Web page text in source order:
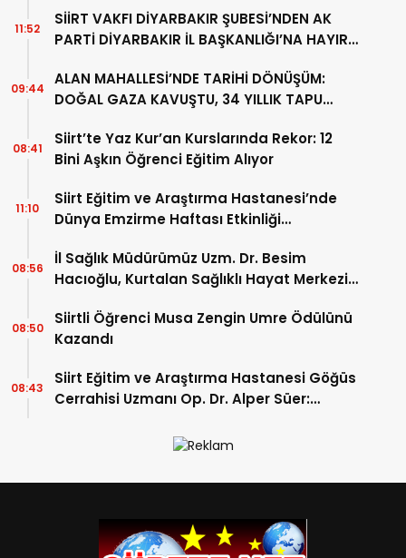
SİİRT VAKFI DİYARBAKIR ŞUBESİ’NDEN AK
PARTİ DİYARBAKIR İL BAŞKANLIĞI’NA HAYIRLI
11:52
ALAN MAHALLESİ’NDE TARİHİ DÖNÜŞÜM:
DOĞAL GAZA KAVUŞTU, 34 YILLIK TAPU
09:44
Siirt’te Yaz Kur’an Kurslarında Rekor: 12
Bini Aşkın Öğrenci Eğitim Alıyor
08:41
Siirt Eğitim ve Araştırma Hastanesi’nde
Dünya Emzirme Haftası Etkinliği
11:10
İl Sağlık Müdürümüz Uzm. Dr. Besim
Hacıoğlu, Kurtalan Sağlıklı Hayat Merkezini
08:56
Siirtli Öğrenci Musa Zengin Umre Ödülünü
Kazandı
08:50
Siirt Eğitim ve Araştırma Hastanesi Göğüs
Cerrahisi Uzmanı Op. Dr. Alper Süer:
Anlamına Gelmez”
08:43